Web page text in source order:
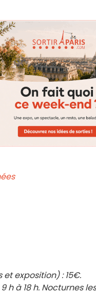
exposition) : 15€.
h à 18 h. Nocturnes